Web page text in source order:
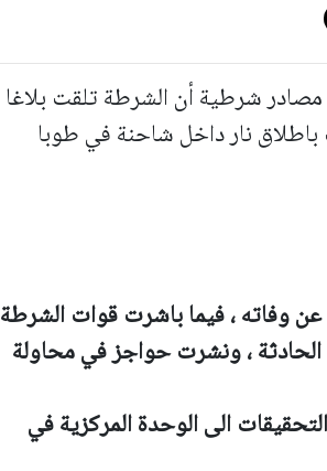
شرطية أن الشرطة تلقت بلاغا
نار داخل شاحنة في طوبا
عن وفاته ، فيما باشرت قوات الشرطة
، ونشرت حواجز في محاولة
الى الوحدة المركزية في